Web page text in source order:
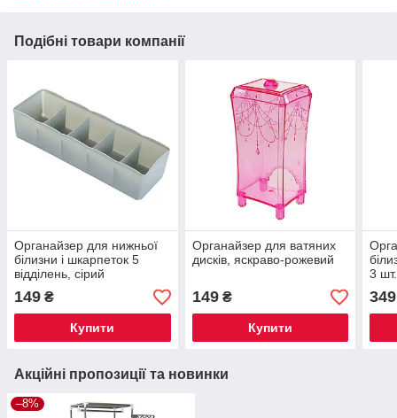
Подібні товари компанії
Органайзер для нижньої
білизни і шкарпеток 5
відділень, сірий
149 ₴
Купити
Органайзер для ватяних
дисків, яскраво-рожевий
149₴
Купити
3 шт.
349
Акційні пропозиції та новинки
–8%